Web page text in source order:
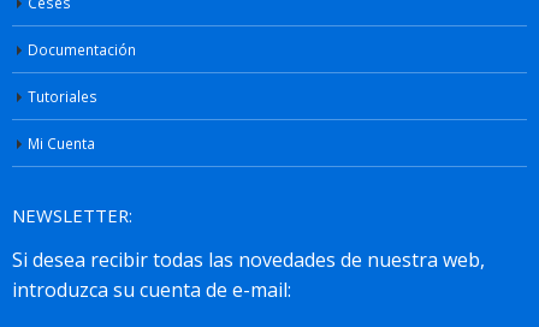
Documentación
Tutoriales
Mi Cuenta
NEWSLETTER: